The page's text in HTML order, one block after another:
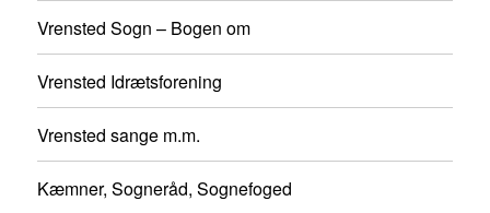
Vrensted Sogn – Bogen om
Vrensted Idrætsforening
Vrensted sange m.m.
Kæmner, Sogneråd, Sognefoged